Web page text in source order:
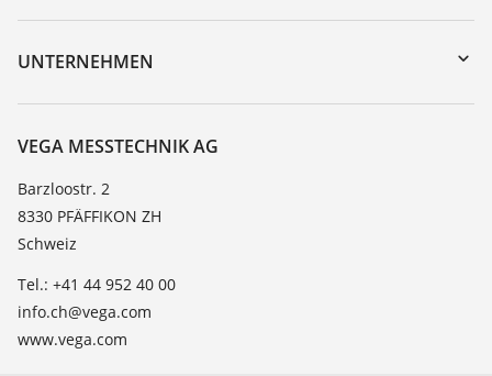
DTM Collection/PACTware
Geräterücksendung
Trainings
Beständigkeitsliste
TeamViewer
UNTERNEHMEN
Über VEGA
Kontakt
News
Presse
Blog
VEGA MESSTECHNIK AG
Barzloostr. 2
8330 PFÄFFIKON ZH
Schweiz
Tel.: +41 44 952 40 00
info.ch@vega.com
www.vega.com